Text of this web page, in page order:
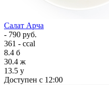
Салат Арча
- 790 руб.
361 - ccal
8.4 б
30.4 ж
13.5 у
Доступен с 12:00